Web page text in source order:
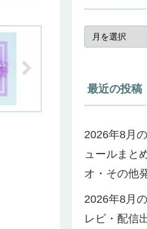
最近の投稿
2026年8月
ュールまと
オ・その他
2026年8月
レビ・配信